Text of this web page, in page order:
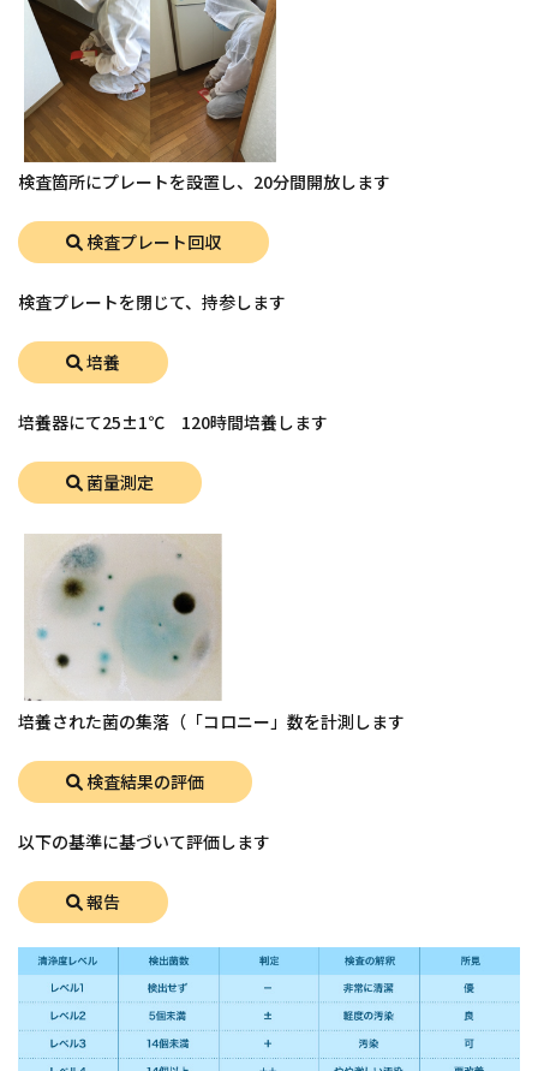
検査箇所にプレートを設置し、20分間開放します
検査プレート回収
検査プレートを閉じて、持参します
培養
培養器にて25±1℃ 120時間培養します
菌量測定
培養された菌の集落（「コロニー」数を計測します
検査結果の評価
以下の基準に基づいて評価します
報告